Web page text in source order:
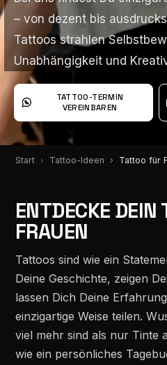
– von dezent bis
Tattoos strahlen
Unabhängigkeit und
– von dezent bis
Tattoos strahlen
Unabhängigkeit und
TATTOO-TERMIN
VEREINBAREN
Start Tattoo-Ideen Tattoo für
ENTDECKE DEIN
FRAUEN
Tattoos sind wie ein
Deine Geschichte, zeigen
lassen Dich Deine
einzigartige Weise teilen.
viel mehr sind als nur Tinte
wie ein persönliches